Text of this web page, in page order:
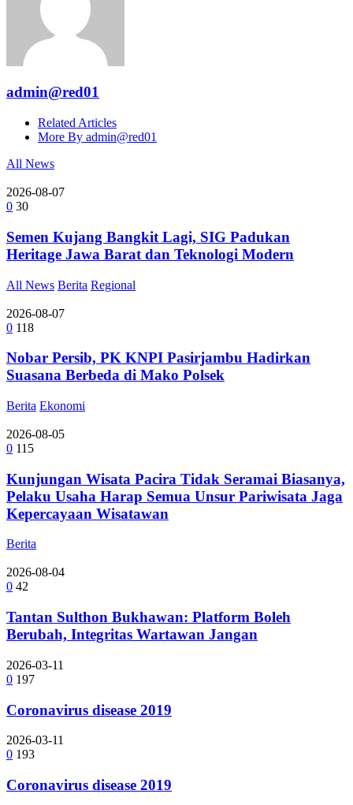
admin@red01
Related Articles
More By admin@red01
All News
2026-08-07
0 30
Semen Kujang Bangkit Lagi, SIG Padukan
Heritage Jawa Barat dan Teknologi Modern
All News Berita Regional
2026-08-07
0 118
Nobar Persib, PK KNPI Pasirjambu Hadirkan
Suasana Berbeda di Mako Polsek
Berita Ekonomi
2026-08-05
0 115
Kunjungan Wisata Pacira Tidak Seramai Biasanya,
Pelaku Usaha Harap Semua Unsur Pariwisata Jaga
Kepercayaan Wisatawan
Berita
2026-08-04
0 42
Tantan Sulthon Bukhawan: Platform Boleh
Berubah, Integritas Wartawan Jangan
2026-03-11
0 197
Coronavirus disease 2019
2026-03-11
0 193
Coronavirus disease 2019